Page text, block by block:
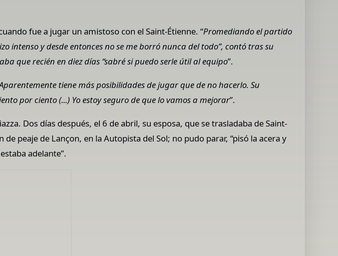
fue a jugar un amistoso con el Saint-Étienne. “Promediando el partido
intenso y desde entonces no se me borró nunca del todo”, contó tras su
que recién en diez días “sabré si puedo serle útil al equipo”.
tiene más posibilidades de jugar que de no hacerlo. Su
por ciento (...) Yo estoy seguro de que lo vamos a mejorar”.
Dos días después, el 6 de abril, su esposa, que se trasladaba de Saint-
peaje de Lançon, en la Autopista del Sol; no pudo parar, “pisó la acera y
adelante”.